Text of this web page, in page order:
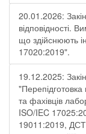
20.01.2026:
відповідності.
що здійснюють
17020:2019".
19.12.2025:
"Перепідготовка
та фахівців
ISO/IEC
19011:2019,